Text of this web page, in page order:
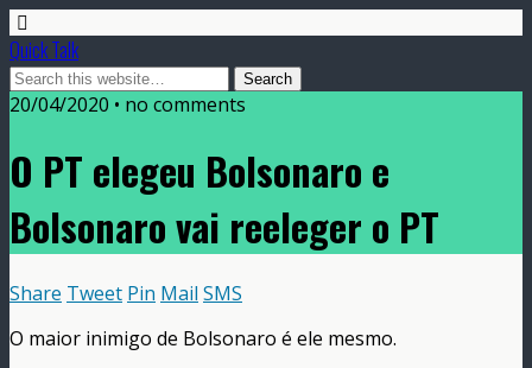
Quick Talk
20/04/2020 • no comments
O PT elegeu Bolsonaro e
Bolsonaro vai reeleger o PT
Share Tweet Pin Mail SMS
O maior inimigo de Bolsonaro é ele mesmo.